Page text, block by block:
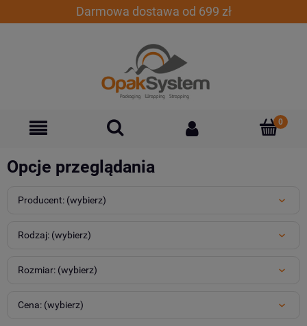
Darmowa dostawa od 699 zł
Opcje przeglądania
Producent: (wybierz)
Rodzaj: (wybierz)
Rozmiar: (wybierz)
Cena: (wybierz)